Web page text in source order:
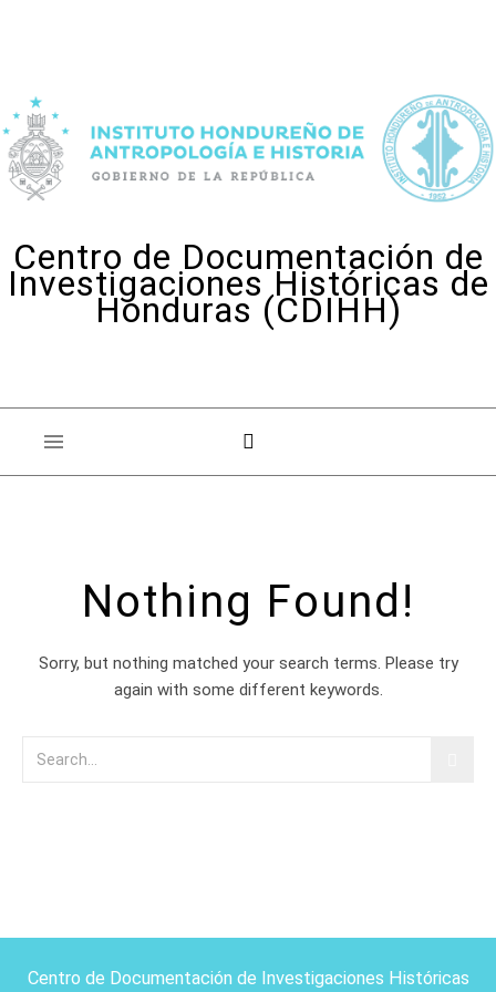
Centro de Documentación de
Investigaciones Históricas de
Honduras (CDIHH)
Nothing Found!
Sorry, but nothing matched your search terms. Please try
again with some different keywords.
Centro de Documentación de Investigaciones Históricas